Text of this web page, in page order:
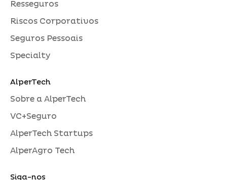
Resseguros
Riscos Corporativos
Seguros Pessoais
Specialty
AlperTech
Sobre a AlperTech
VC+Seguro
AlperTech Startups
AlperAgro Tech
Siga-nos